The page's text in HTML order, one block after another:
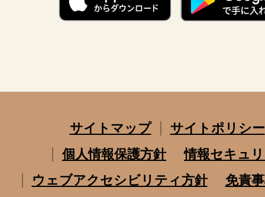
サイトマップ
サイトポリシー
個人情報保護方針
情報セキュ
ウェブアクセシビリティ方針
免責